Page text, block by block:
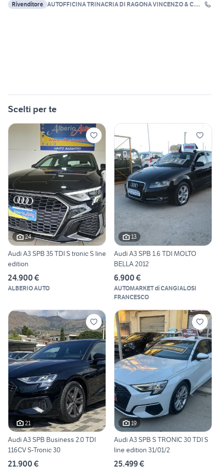
Rivenditore AUTOFFICINA TRINACRIA DI RAGONA VINCENZO & C.
Scelti per te
24
Audi A3 SPB 35 TDI S tronic S line
edition
24.900 €
ALBERIO AUTO
13
Audi A3 SPB 1.6 TDI MOLTO
BELLA 2012
6.900 €
AUTOMARKET di CANGIALOSI
FRANCESCO
21
Audi A3 SPB Business 2.0 TDI
116CV S-Tronic 30
21.900 €
19
Audi A3 SPB S TRONIC 30 TDI S
line edition 31/01/2
25.499 €